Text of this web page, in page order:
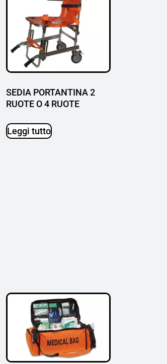
SEDIA PORTANTINA 2
RUOTE O 4 RUOTE
Leggi tutto